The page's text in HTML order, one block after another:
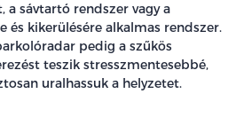
sávtartó rendszer vagy a
és kikerülésére alkalmas rendszer.
pedig a szűkös
teszik stresszmentesebbé,
uralhassuk a helyzetet.